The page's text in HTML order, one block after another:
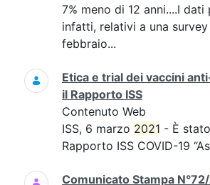
7% meno di 12 anni....I dati
infatti, relativi a una
febbraio...
Etica e trial dei vaccini
il Rapporto ISS
Contenuto Web
ISS, 6 marzo 2021 - È
Rapporto ISS COVID-19
Comunicato Stampa N°72/